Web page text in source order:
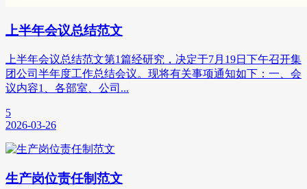
上半年会议总结范文
上半年会议总结范文第1篇经研究，决定于7月19日下午召开集
团公司半年度工作总结会议。现将有关事项通知如下：一、会
议内容1、各部室、公司...
5
2026-03-26
生产岗位责任制范文